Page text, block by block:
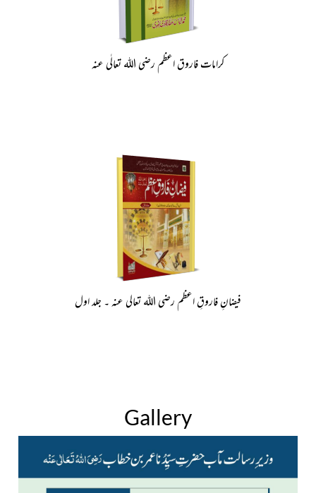
کرامات فاروق اعظم رضی اللہ تعالٰی عنہ
فیضانِ فاروقِ اعظم رضی اللہ تعالی عنہ ۔ جلد اول
Gallery